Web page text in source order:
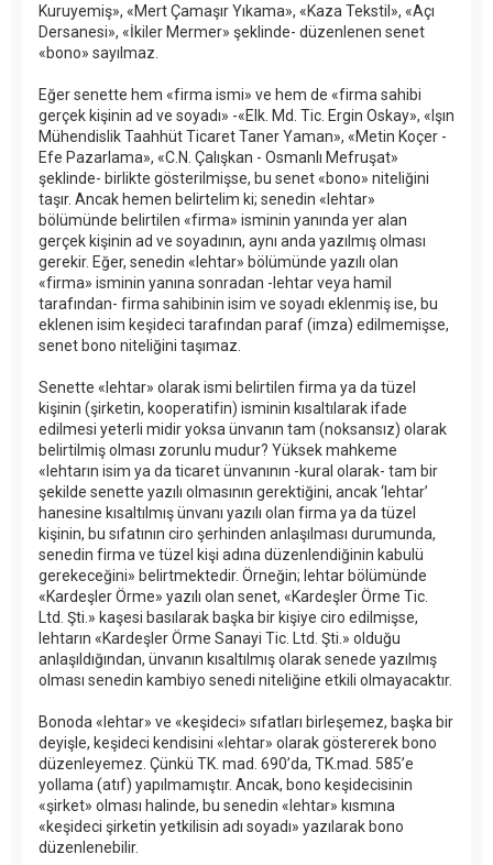
Kuruyemiş», «Mert Çamaşır Yıkama», «Kaza Tekstil», «Açı
Dersanesi», «İkiler Mermer» şeklinde- düzenlenen senet
«bono» sayılmaz.
Eğer senette hem «firma ismi» ve hem de «firma sahibi
gerçek kişinin ad ve soyadı» -«Elk. Md. Tic. Ergin Oskay», «Işın
Mühendislik Taahhüt Ticaret Taner Yaman», «Metin Koçer -
Efe Pazarlama», «C.N. Çalışkan - Osmanlı Mefruşat»
şeklinde- birlikte gösterilmişse, bu senet «bono» niteliğini
taşır. Ancak hemen belirtelim ki; senedin «lehtar»
bölümünde belirtilen «firma» isminin yanında yer alan
gerçek kişinin ad ve soyadının, aynı anda yazılmış olması
gerekir. Eğer, senedin «lehtar» bölümünde yazılı olan
«firma» isminin yanına sonradan -lehtar veya hamil
tarafından- firma sahibinin isim ve soyadı eklenmiş ise, bu
eklenen isim keşideci tarafından paraf (imza) edilmemişse,
senet bono niteliğini taşımaz.
Senette «lehtar» olarak ismi belirtilen firma ya da tüzel
kişinin (şirketin, kooperatifin) isminin kısaltılarak ifade
edilmesi yeterli midir yoksa ünvanın tam (noksansız) olarak
belirtilmiş olması zorunlu mudur? Yüksek mahkeme
«lehtarın isim ya da ticaret ünvanının -kural olarak- tam bir
şekilde senette yazılı olmasının gerektiğini, ancak ‘lehtar’
hanesine kısaltılmış ünvanı yazılı olan firma ya da tüzel
kişinin, bu sıfatının ciro şerhinden anlaşılması durumunda,
senedin firma ve tüzel kişi adına düzenlendiğinin kabulü
gerekeceğini» belirtmektedir. Örneğin; lehtar bölümünde
«Kardeşler Örme» yazılı olan senet, «Kardeşler Örme Tic.
Ltd. Şti.» kaşesi basılarak başka bir kişiye ciro edilmişse,
lehtarın «Kardeşler Örme Sanayi Tic. Ltd. Şti.» olduğu
anlaşıldığından, ünvanın kısaltılmış olarak senede yazılmış
olması senedin kambiyo senedi niteliğine etkili olmayacaktır.
Bonoda «lehtar» ve «keşideci» sıfatları birleşemez, başka bir
deyişle, keşideci kendisini «lehtar» olarak göstererek bono
düzenleyemez. Çünkü TK. mad. 690’da, TK.mad. 585’e
yollama (atıf) yapılmamıştır. Ancak, bono keşidecisinin
«şirket» olması halinde, bu senedin «lehtar» kısmına
«keşideci şirketin yetkilisin adı soyadı» yazılarak bono
düzenlenebilir.